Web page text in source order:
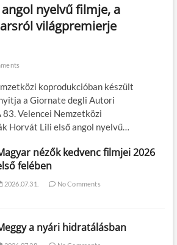
nyelvű filmje, a
világpremierje
koprodukcióban készült
a Giornate degli Autori
Velencei Nemzetközi
Horvát Lili első angol nyelvű…
nézők kedvenc filmjei 2026
felében
2026.07.31. No Comments
a nyári hidratálásban